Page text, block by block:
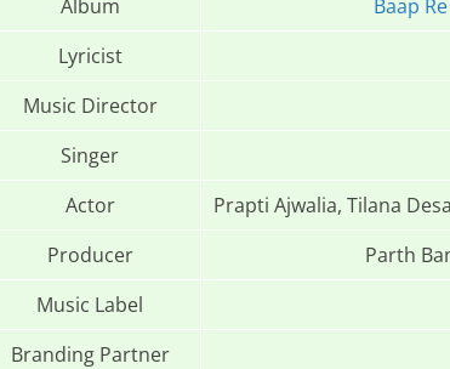
Album
Baap
Lyricist
Music Director
Singer
Actor
Prapti Ajwalia, Tilana
Producer
Parth
Music Label
Branding Partner